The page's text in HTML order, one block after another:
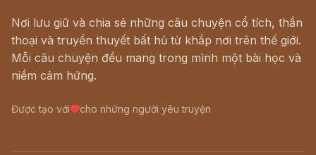
Nơi lưu giữ và chia sẻ những câu chuyện cổ tích, thần
thoại và truyền thuyết bất hủ từ khắp nơi trên thế giới.
Mỗi câu chuyện đều mang trong mình một bài học và
niềm cảm hứng.
Được tạo với cho những người yêu truyện